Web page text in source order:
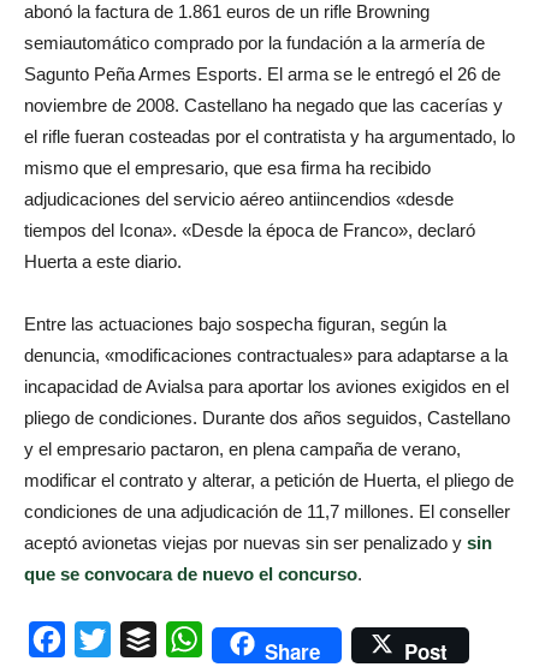
abonó la factura de 1.861 euros de un rifle Browning
semiautomático comprado por la fundación a la armería de
Sagunto Peña Armes Esports. El arma se le entregó el 26 de
noviembre de 2008. Castellano ha negado que las cacerías y
el rifle fueran costeadas por el contratista y ha argumentado, lo
mismo que el empresario, que esa firma ha recibido
adjudicaciones del servicio aéreo antiincendios «desde
tiempos del Icona». «Desde la época de Franco», declaró
Huerta a este diario.
Entre las actuaciones bajo sospecha figuran, según la
denuncia, «modificaciones contractuales» para adaptarse a la
incapacidad de Avialsa para aportar los aviones exigidos en el
pliego de condiciones. Durante dos años seguidos, Castellano
y el empresario pactaron, en plena campaña de verano,
modificar el contrato y alterar, a petición de Huerta, el pliego de
condiciones de una adjudicación de 11,7 millones. El conseller
aceptó avionetas viejas por nuevas sin ser penalizado y sin
que se convocara de nuevo el concurso.
Facebook
Twitter Buffer WhatsAppShare Post